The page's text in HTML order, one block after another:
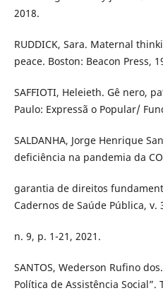
2018.
RUDDICK, Sara. Maternal
peace. Boston: Beacon Press,
SAFFIOTI, Heleieth. Gê nero,
Paulo: Expressã o Popular/
SALDANHA, Jorge Henrique
deficiência na pandemia da
garantia de direitos
Cadernos de Saúde Pública, v.
n. 9, p. 1-21, 2021.
SANTOS, Wederson Rufino
Política de Assistência Social”.